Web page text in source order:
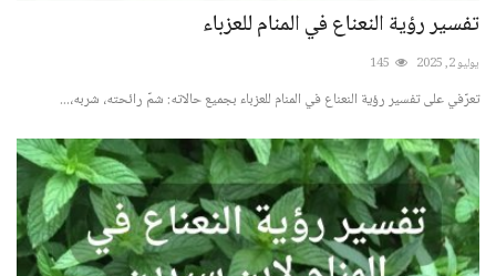
تفسير رؤية النعناع في المنام للعزباء
يوليو 2, 2025 145
تعرّفي على تفسير رؤية النعناع في المنام للعزباء بجميع حالاته: شمّ رائحته، شربه،...